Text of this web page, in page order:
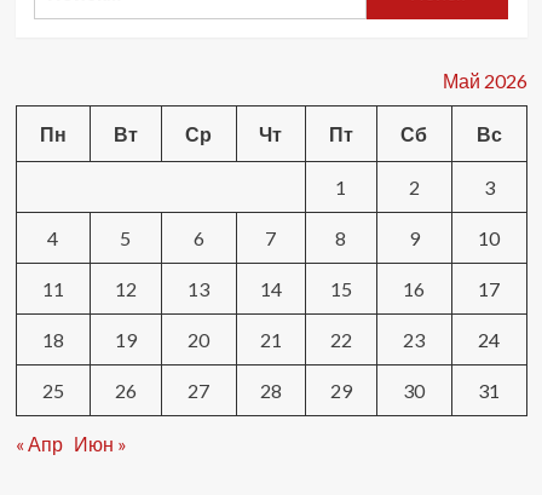
Май 2026
Пн Вт Ср Чт Пт Сб Вс
1 2 3
4 5 6 7 8 9 10
11 12 13 14 15 16 17
18 19 20 21 22 23 24
25 26 27 28 29 30 31
« Апр Июн »